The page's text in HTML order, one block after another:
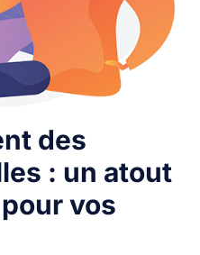
des
: un atout
vos